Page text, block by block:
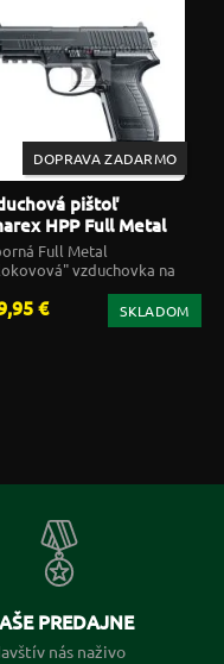
DOPRAVA ZADARMO
pištoľ
HPP Full Metal
GBB 4,5mm Airgun
Full Metal
vzduchovka na
€ SKLADOM
PREDAJNE
nás naživo